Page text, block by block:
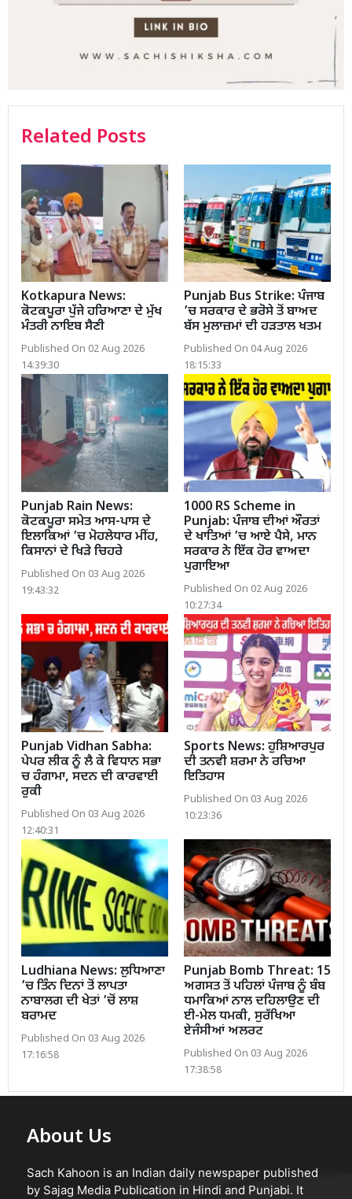
Related Posts
Kotkapura News:
ਕੋਟਕਪੂਰਾ ਪੁੱਜੇ ਹਰਿਆਣਾ ਦੇ ਮੁੱਖ
ਮੰਤਰੀ ਨਾਇਬ ਸੈਣੀ
Published On 02 Aug 2026
14:39:30
Punjab Bus Strike: ਪੰਜਾਬ
’ਚ ਸਰਕਾਰ ਦੇ ਭਰੋਸੇ ਤੋਂ ਬਾਅਦ
ਬੱਸ ਮੁਲਾਜ਼ਮਾਂ ਦੀ ਹੜਤਾਲ ਖਤਮ
Published On 04 Aug 2026
18:15:33
Punjab Rain News:
ਕੋਟਕਪੂਰਾ ਸਮੇਤ ਆਸ-ਪਾਸ ਦੇ
ਇਲਾਕਿਆਂ ’ਚ ਮੋਹਲੇਧਾਰ ਮੀਂਹ,
ਕਿਸਾਨਾਂ ਦੇ ਖਿੜੇ ਚਿਹਰੇ
Published On 03 Aug 2026
19:43:32
1000 RS Scheme in
Punjab: ਪੰਜਾਬ ਦੀਆਂ ਔਰਤਾਂ
ਦੇ ਖਾਤਿਆਂ ’ਚ ਆਏ ਪੈਸੇ, ਮਾਨ
ਸਰਕਾਰ ਨੇ ਇੱਕ ਹੋਰ ਵਾਅਦਾ
ਪੁਗਾਇਆ
Published On 02 Aug 2026
10:27:34
Punjab Vidhan Sabha:
ਪੇਪਰ ਲੀਕ ਨੂੰ ਲੈ ਕੇ ਵਿਧਾਨ ਸਭਾ
ਚ ਹੰਗਾਮਾ, ਸਦਨ ਦੀ ਕਾਰਵਾਈ
ਰੁਕੀ
Published On 03 Aug 2026
12:40:31
Sports News: ਹੁਸ਼ਿਆਰਪੁਰ
ਦੀ ਤਨਵੀ ਸ਼ਰਮਾ ਨੇ ਰਚਿਆ
ਇਤਿਹਾਸ
Published On 03 Aug 2026
10:23:36
Ludhiana News: ਲੁਧਿਆਣਾ
’ਚ ਤਿੰਨ ਦਿਨਾਂ ਤੋਂ ਲਾਪਤਾ
ਨਾਬਾਲਗ ਦੀ ਖੇਤਾਂ ’ਚੋਂ ਲਾਸ਼
ਬਰਾਮਦ
Published On 03 Aug 2026
17:16:58
Punjab Bomb Threat: 15
ਅਗਸਤ ਤੋਂ ਪਹਿਲਾਂ ਪੰਜਾਬ ਨੂੰ ਬੰਬ
ਧਮਾਕਿਆਂ ਨਾਲ ਦਹਿਲਾਉਣ ਦੀ
ਈ-ਮੇਲ ਧਮਕੀ, ਸੁਰੱਖਿਆ
ਏਜੰਸੀਆਂ ਅਲਰਟ
Published On 03 Aug 2026
17:38:58
About Us
Sach Kahoon is an Indian daily newspaper published
by Sajag Media Publication in Hindi and Punjabi. It